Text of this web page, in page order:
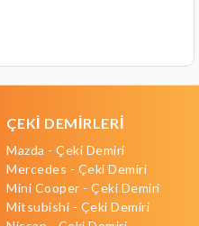
ÇEKİ DEMİRLERİ
Mazda - Çeki Demiri
Mercedes - Çeki Demiri
Mini Cooper - Çeki Demiri
Mitsubishi - Çeki Demiri